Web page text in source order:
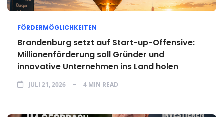
FÖRDERMÖGLICHKEITEN
Brandenburg setzt auf Start-up-Offensive:
Millionenförderung soll Gründer und
innovative Unternehmen ins Land holen
JULI 21, 2026 4 MIN READ